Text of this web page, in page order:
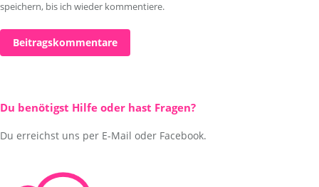
speichern, bis ich wieder kommentiere.
Beitragskommentare
Du benötigst Hilfe oder hast Fragen?
Du erreichst uns per E-Mail oder Facebook.